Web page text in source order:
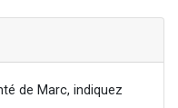
de Marc, indiquez